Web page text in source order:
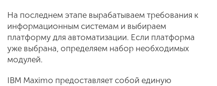
На последнем этапе вырабатываем требования к
информационным системам и выбираем
платформу для автоматизации. Если платформа
уже выбрана, определяем набор необходимых
модулей.
IBM Maximo предоставляет собой единую